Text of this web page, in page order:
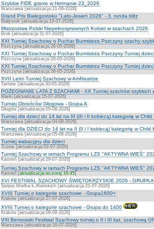
Szybkie FIDE granie w Hetmanie 23_2026
Warszawa [aktualizacja:21-06-2026]
Grand Prix Białegostoku "Lato-Jesień 2026" - 3. runda blitz
Białystok [aktualizacja:10-07-2026]
Mistrzostwa Polski Niepełnosprawnych Kobiet w szachach 2026
Brok [aktualizacja:11-07-2026]
XXI Turniej Szachowy o Puchar Burmistrza Pszczyny szachy
Pszczyna [aktualizacja:26-05-2026]
XXI Turniej Szachowy o Puchar Burmistrza Pszczyny Turniej
Pszczyna [aktualizacja:26-05-2026]
XXI Turniej Szachowy o Puchar Burmistrza Pszczyny Turniej
Pszczyna [aktualizacja:26-05-2026]
XVII Letni Turniej Szachowy w Amfiteatrze
Tarnów [aktualizacja:30-05-2026]
POŻEGNANIE LATA Z SZACHAMI - XX Turniej szachów szybkich
Marki [aktualizacja:15-07-2026]
Turniej Obrońców Głogowa - Grupa A
Głogów [aktualizacja:05-08-2026]
Turniej dla dzieci do 14 lat na III (III i II kobiecą) kategorię w Child
Warszawa [aktualizacja:04-08-2026]
Turniej dla DZIECI do 14 lat na II (II i I kobiecą) kategorię w Child
Warszawa [aktualizacja:05-08-2026]
Turniej wakacyjny dla dzieci
Tczew [aktualizacja:02-07-2026]
Turniej Szachowy w ramach Programu LZS "AKTYWNA WIEŚ"
Kamień [aktualizacja:29-07-2026]
Turniej Szachowy w ramach Programu LZS "AKTYWNA WIEŚ"
Kamień [aktualizacja:wczoraj 16:45]
XVI FESTIWAL SZACHOWY ŚWIĘTOKRZYSKIE 2026 - GRUPA
Sielpia Wielka k./Końskich [aktualizacja:21-07-2026]
XVIII Turniej o kategorie szachowe - Grupa1600+
Kraków [aktualizacja:27-07-2026]
XVIII Turniej o kategorie szachowe - Grupa do 1400
Kraków [aktualizacja:06-08-2026]
VIII Bemowski Festiwal Szachowy turniej o II i III kat. szachową
Warszawa [aktualizacja:16-07-2026]